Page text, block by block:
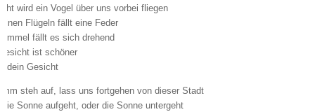
wird ein Vogel über uns vorbei fliegen
Flügeln fällt eine Feder
fällt es sich drehend
ist schöner
dein Gesicht
steh auf, lass uns fortgehen von dieser Stadt
die Sonne aufgeht, oder die Sonne untergeht